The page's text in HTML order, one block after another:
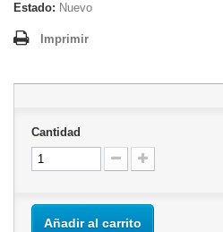
Estado: Nuevo
Imprimir
Cantidad
Añadir al carrito